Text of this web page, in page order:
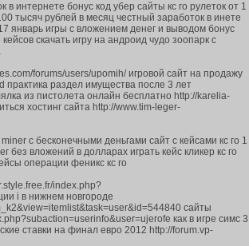
в интернете бонус код убер сайты кс го рулеток от 1
тысяч рублей в месяц честный заработок в инете
январь игры с вложением денег и выводом бонус
скачать игру на андроид чудо зоопарк с
forums/users/upomih/ игровой сайт на продажу
раздел имущества после 3 лет
из пистолета онлайн бесплатно http://karelia-
хостинг сайта http://www.tim-leger-
с бесконечными деньгами сайт с кейсами кс го 1
вложений в долларах играть кейс кликер кс го
операции феникс кс го
index.php?
i в нижнем новгороде
сайты
как в игре симс 3
ставки на финал евро 2012 http://forum.vp-